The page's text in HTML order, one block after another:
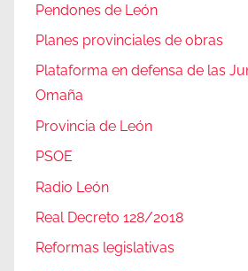
Pendones de León
Planes provinciales de obras
Plataforma en defensa de las
Omaña
Provincia de León
PSOE
Radio León
Real Decreto 128/2018
Reformas legislativas